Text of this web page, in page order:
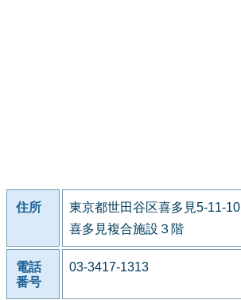
住所
東京都世田谷区喜多見5-11-10
喜多見複合施設３階
電話
番号
03-3417-1313